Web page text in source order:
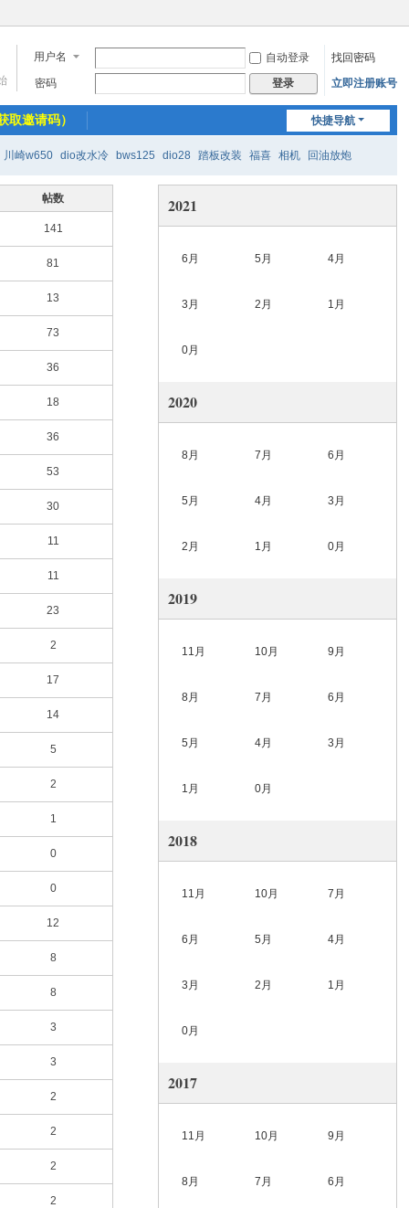
用户名 自动登录
找回密码
密码
登录 立即注册账号
快捷导航
取邀请码）
川崎w650 dio改水冷 bws125 dio28 踏板改装 福喜 相机 回油放炮
帖数
141
81
13
73
36
18
36
53
30
11
11
23
2
17
14
5
2
1
0
0
12
8
8
3
3
2
2
2
2
2021
6月 5月 4月
3月 2月 1月
0月
2020
8月 7月 6月
5月 4月 3月
2月 1月 0月
2019
11月 10月 9月
8月 7月 6月
5月 4月 3月
1月 0月
2018
11月 10月 7月
6月 5月 4月
3月 2月 1月
0月
2017
11月 10月 9月
8月 7月 6月